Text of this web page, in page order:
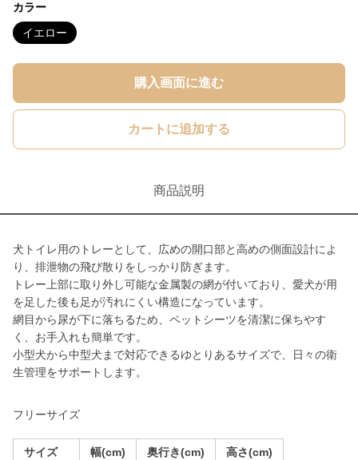
カラー
イエロー
購入画面に進む
カートに追加する
商品説明
犬トイレ用のトレーとして、広めの開口部と高めの側面設計によ
り、排泄物の飛び散りをしっかり防ぎます。
トレー上部に取り外し可能な金属製の網が付いており、愛犬が用
を足した後も足が汚れにくい構造になっています。
網目から尿が下に落ちるため、ペットシーツを清潔に保ちやす
く、お手入れも簡単です。
小型犬から中型犬まで対応できるゆとりあるサイズで、日々の衛
生管理をサポートします。
フリーサイズ
サイズ 幅(cm) 奥行き(cm) 高さ(cm)